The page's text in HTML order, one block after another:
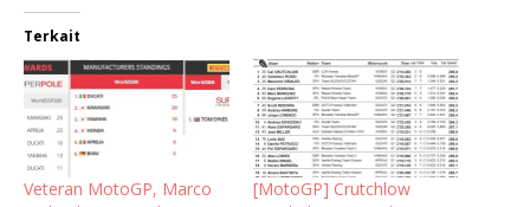
Terkait
Veteran MotoGP, Marco
[MotoGP] Crutchlow